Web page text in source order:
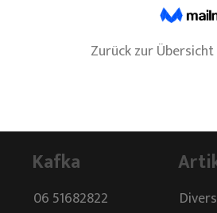
Zurück zur Übersicht
Kafka
06 51682822